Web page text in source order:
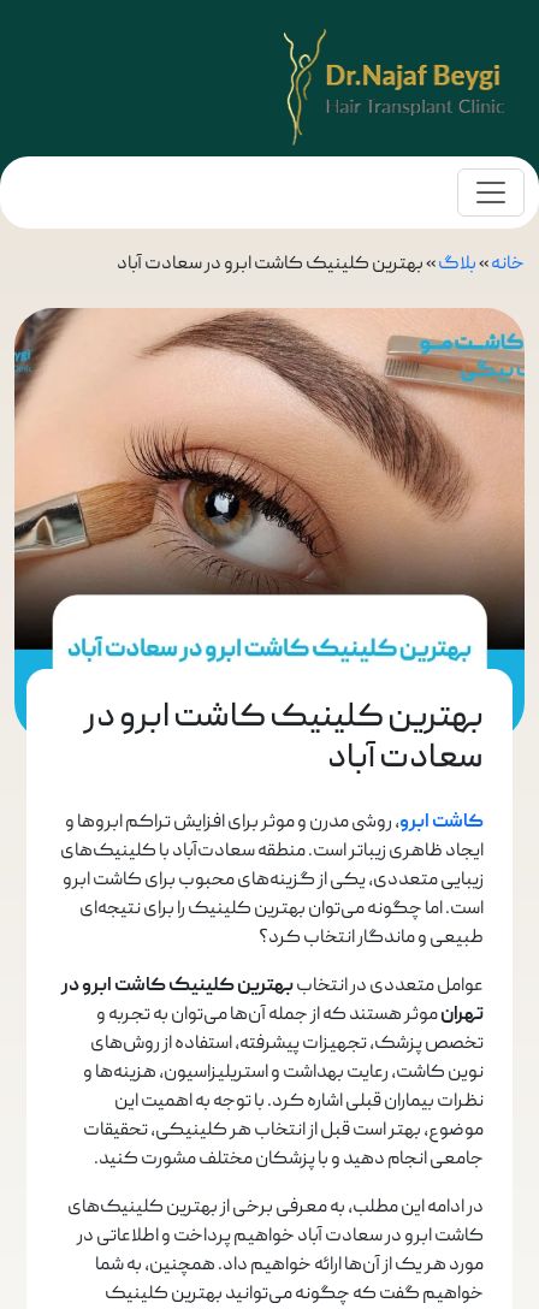
خانه»بلاگ»بهترین کلینیک کاشت ابرو در سعادت آباد
بهترین کلینیک کاشت ابرو در
سعادت آباد
کاشت ابرو، روشی مدرن و موثر برای افزایش تراکم ابروها و
ایجاد ظاهری زیباتر است. منطقه سعادت‌آباد با کلینیک‌های
زیبایی متعددی، یکی از گزینه‌های محبوب برای کاشت ابرو
است. اما چگونه می‌توان بهترین کلینیک را برای نتیجه‌ای
طبیعی و ماندگار انتخاب کرد؟
عوامل متعددی در انتخاببهترین کلینیک کاشت ابرو در
تهرانموثر هستند که از جمله آن‌ها می‌توان به تجربه و
تخصص پزشک، تجهیزات پیشرفته، استفاده از روش‌های
نوین کاشت، رعایت بهداشت و استریلیزاسیون، هزینه‌ها و
نظرات بیماران قبلی اشاره کرد. با توجه به اهمیت این
موضوع، بهتر است قبل از انتخاب هر کلینیکی، تحقیقات
جامعی انجام دهید و با پزشکان مختلف مشورت کنید.
در ادامه این مطلب، به معرفی برخی از بهترین کلینیک‌های
کاشت ابرو در سعادت آباد خواهیم پرداخت و اطلاعاتی در
مورد هر یک از آن‌ها ارائه خواهیم داد. همچنین، به شما
خواهیم گفت که چگونه می‌توانید بهترین کلینیک